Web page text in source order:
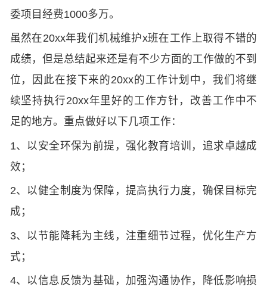
委项目经费1000多万。
虽然在20xx年我们机械维护x班在工作上取得不错的
成绩，但是总结起来还是有不少方面的工作做的不到
位，因此在接下来的20xx的工作计划中，我们将继
续坚持执行20xx年里好的工作方针，改善工作中不
足的地方。重点做好以下几项工作：
1、以安全环保为前提，强化教育培训，追求卓越成
效；
2、以健全制度为保障，提高执行力度，确保目标完
成；
3、以节能降耗为主线，注重细节过程，优化生产方
式；
4、以信息反馈为基础，加强沟通协作，降低影响损